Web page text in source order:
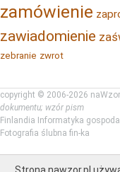
zamówienie
zawiadomienie
zebranie zwrot
copyright © 2006-2026
dokumentu; wzór pism
Finlandia Informatyka
Fotografia ślubna fin-ka